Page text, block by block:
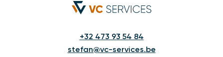
+32 473 93 54 84
stefan@vc-services.be